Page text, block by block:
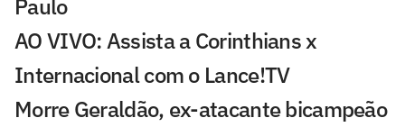
Paulo
AO VIVO: Assista a Corinthians x
Internacional com o Lance!TV
Morre Geraldão, ex-atacante bicampeão